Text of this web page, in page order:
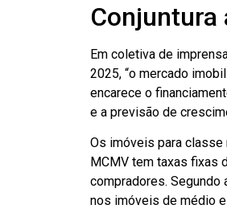
Conjuntura
Em coletiva de
2025, “o mercado
encarece o
e a previsão de
Os imóveis para classe
MCMV tem taxas fixas
compradores. Segundo
nos imóveis de médio